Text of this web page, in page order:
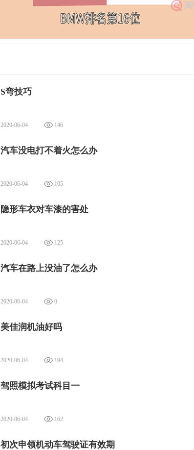
S弯技巧
2020-06-04 146
汽车没电打不着火怎么办
2020-06-04 105
隐形车衣对车漆的害处
2020-06-04 125
汽车在路上没油了怎么办
2020-06-04 0
美佳润机油好吗
2020-06-04 194
驾照模拟考试科目一
2020-06-04 162
初次申领机动车驾驶证有效期